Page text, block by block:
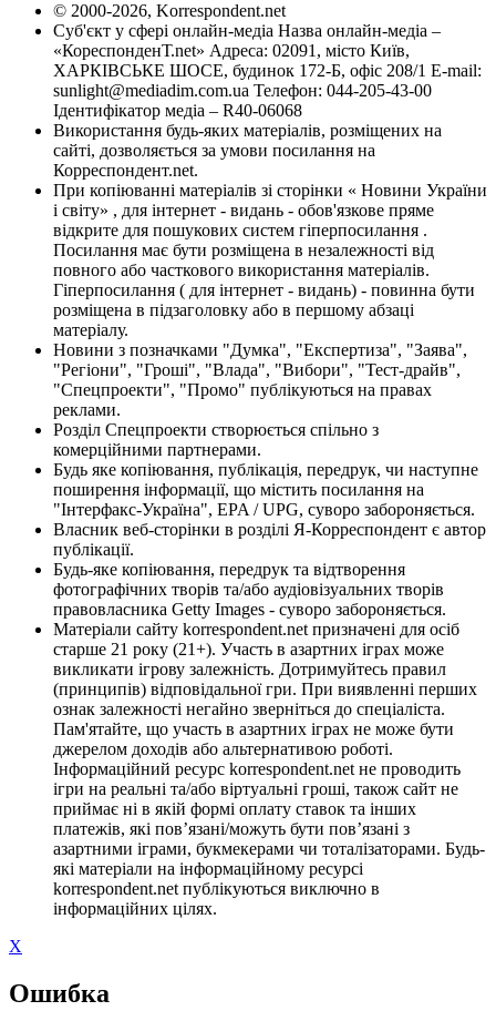
© 2000-2026, Korrespondent.net
Суб'єкт у сфері онлайн-медіа Назва онлайн-медіа –
«КореспонденТ.net» Адреса: 02091, місто Київ,
ХАРКІВСЬКЕ ШОСЕ, будинок 172-Б, офіс 208/1 E-mail:
sunlight@mediadim.com.ua Телефон: 044-205-43-00
Ідентифікатор медіа – R40-06068
Використання будь-яких матеріалів, розміщених на
сайті, дозволяється за умови посилання на
Корреспондент.net.
При копіюванні матеріалів зі сторінки « Новини України
і світу» , для інтернет - видань - обов'язкове пряме
відкрите для пошукових систем гіперпосилання .
Посилання має бути розміщена в незалежності від
повного або часткового використання матеріалів.
Гіперпосилання ( для інтернет - видань) - повинна бути
розміщена в підзаголовку або в першому абзаці
матеріалу.
Новини з позначками "Думка", "Експертиза", "Заява",
"Регіони", "Гроші", "Влада", "Вибори", "Тест-драйв",
"Спецпроекти", "Промо" публікуються на правах
реклами.
Розділ Спецпроекти створюється спільно з
комерційними партнерами.
Будь яке копіювання, публікація, передрук, чи наступне
поширення інформації, що містить посилання на
"Інтерфакс-Україна", EPA / UPG, суворо забороняється.
Власник веб-сторінки в розділі Я-Корреспондент є автор
публікації.
Будь-яке копіювання, передрук та відтворення
фотографічних творів та/або аудіовізуальних творів
правовласника Getty Images - суворо забороняється.
Матеріали сайту korrespondent.net призначені для осіб
старше 21 року (21+). Участь в азартних іграх може
викликати ігрову залежність. Дотримуйтесь правил
(принципів) відповідальної гри. При виявленні перших
ознак залежності негайно зверніться до спеціаліста.
Пам'ятайте, що участь в азартних іграх не може бути
джерелом доходів або альтернативою роботі.
Інформаційний ресурс korrespondent.net не проводить
ігри на реальні та/або віртуальні гроші, також сайт не
приймає ні в якій формі оплату ставок та інших
платежів, які пов’язані/можуть бути пов’язані з
азартними іграми, букмекерами чи тоталізаторами. Будь-
які матеріали на інформаційному ресурсі
korrespondent.net публікуються виключно в
інформаційних цілях.
X
Ошибка